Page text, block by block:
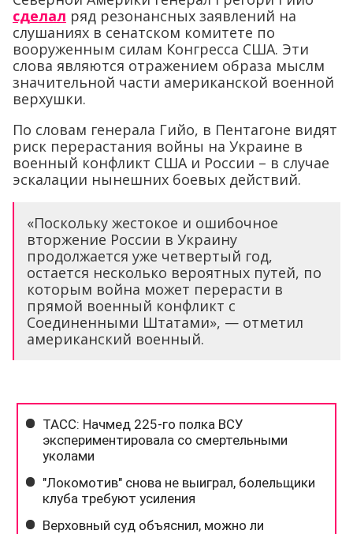
сделал ряд резонансных заявлений на
слушаниях в сенатском комитете по
вооруженным силам Конгресса США. Эти
слова являются отражением образа мыслм
значительной части американской военной
верхушки.
По словам генерала Гийо, в Пентагоне видят
риск перерастания войны на Украине в
военный конфликт США и России – в случае
эскалации нынешних боевых действий.
«Поскольку жестокое и ошибочное
вторжение России в Украину
продолжается уже четвертый год,
остается несколько вероятных путей, по
которым война может перерасти в
прямой военный конфликт с
Соединенными Штатами», — отметил
американский военный.